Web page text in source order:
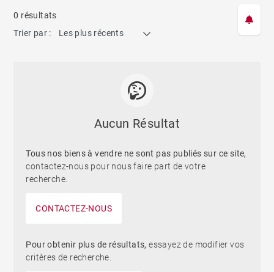
0 résultats
Trier par :
Les plus récents
Aucun Résultat
Tous nos biens à vendre ne sont pas publiés sur ce site,
contactez-nous pour nous faire part de votre
recherche.
CONTACTEZ-NOUS
Pour obtenir plus de résultats,essayez de modifier vos
critères de recherche.